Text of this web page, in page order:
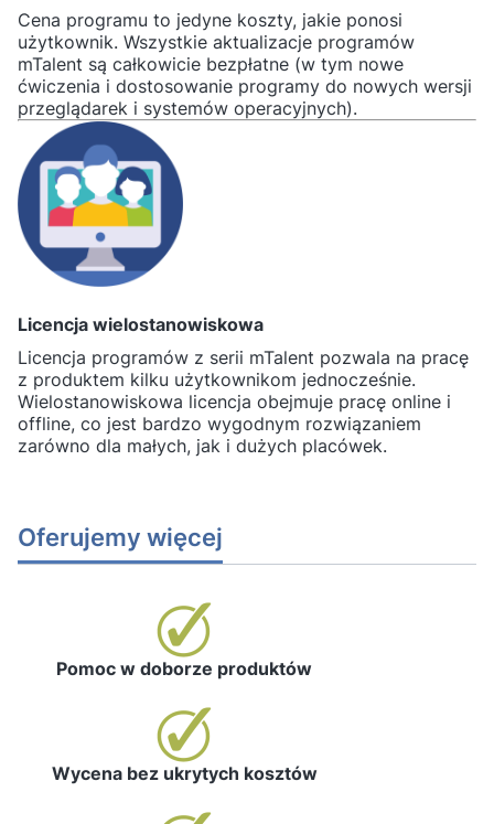
Cena programu to jedyne koszty, jakie ponosi
użytkownik. Wszystkie aktualizacje programów
mTalent są całkowicie bezpłatne (w tym nowe
ćwiczenia i dostosowanie programy do nowych wersji
przeglądarek i systemów operacyjnych).
Licencja wielostanowiskowa
Licencja programów z serii mTalent pozwala na pracę
z produktem kilku użytkownikom jednocześnie.
Wielostanowiskowa licencja obejmuje pracę online i
offline, co jest bardzo wygodnym rozwiązaniem
zarówno dla małych, jak i dużych placówek.
Oferujemy więcej
Pomoc w doborze produktów
Wycena bez ukrytych kosztów